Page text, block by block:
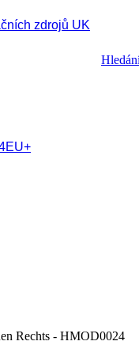
zdrojů UK
Rechts - HMOD0024